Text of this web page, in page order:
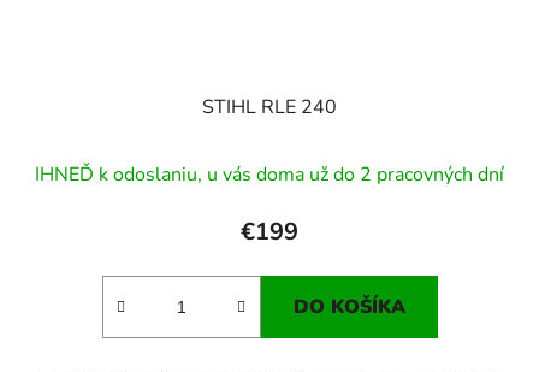
STIHL RLE 240
IHNEĎ k odoslaniu, u vás doma už do 2 pracovných dní
€199
DO KOŠÍKA